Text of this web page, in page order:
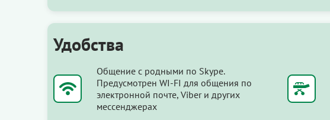
Удобства
Общение с родными по Skype.
Предусмотрен WI-FI для общения по
электронной почте, Viber и других
мессенджерах